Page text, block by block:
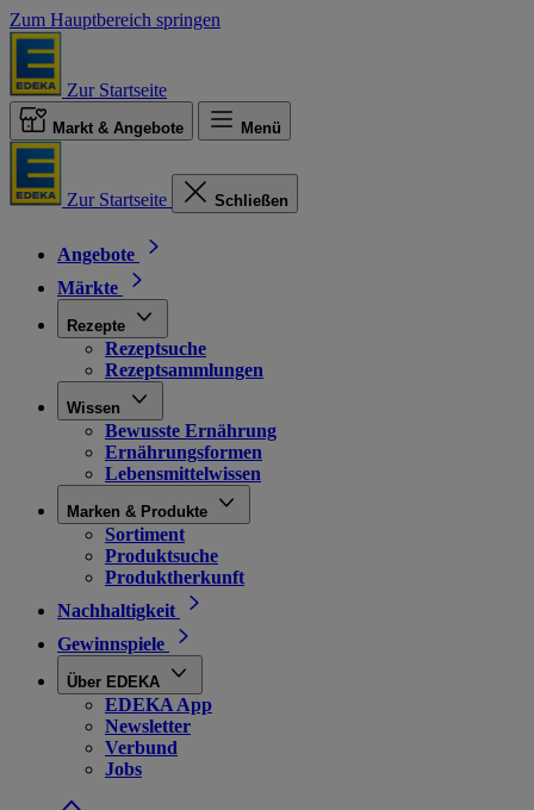
Zum Hauptbereich springen
Zur Startseite
Markt & Angebote Menü
Zur Startseite Schließen
Angebote
Märkte
Rezepte
Rezeptsuche
Rezeptsammlungen
Wissen
Bewusste Ernährung
Ernährungsformen
Lebensmittelwissen
Marken & Produkte
Sortiment
Produktsuche
Produktherkunft
Nachhaltigkeit
Gewinnspiele
Über EDEKA
EDEKA App
Newsletter
Verbund
Jobs